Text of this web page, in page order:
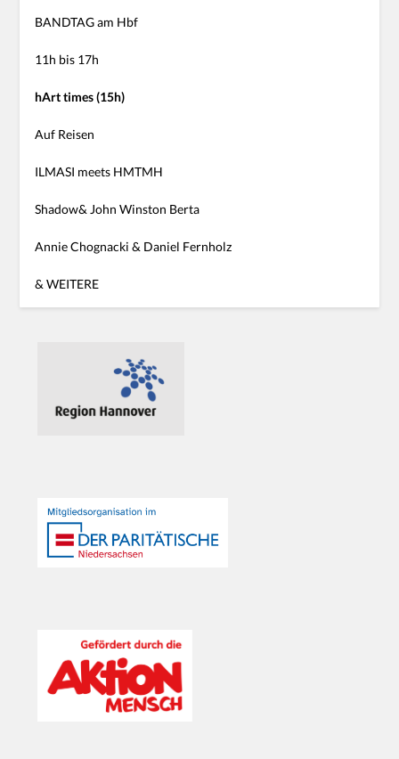
BANDTAG am Hbf
11h bis 17h
hArt times (15h)
Auf Reisen
ILMASI meets HMTMH
Shadow& John Winston Berta
Annie Chognacki & Daniel Fernholz
& WEITERE